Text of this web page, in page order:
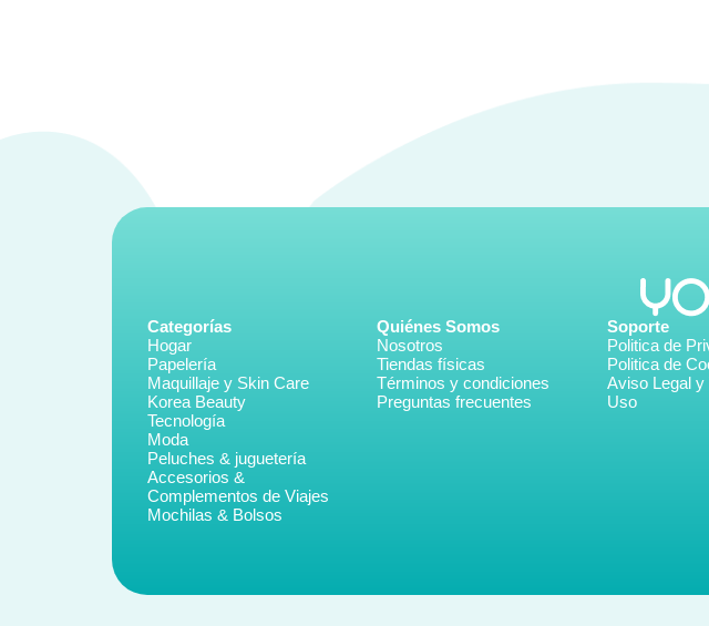
Categorías
Hogar
Papelería
Maquillaje y Skin Care
Korea Beauty
Tecnología
Moda
Peluches & juguetería
Accesorios &
Complementos de Viajes
Mochilas & Bolsos
Quiénes Somos
Nosotros
Tiendas físicas
Términos y condiciones
Preguntas frecuentes
Soporte
Politica de
Politica de
Aviso Legal y
Uso